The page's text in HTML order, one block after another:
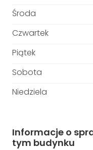
Środa
Czwartek
Piątek
Sobota
Niedziela
Informacje o
tym budynku